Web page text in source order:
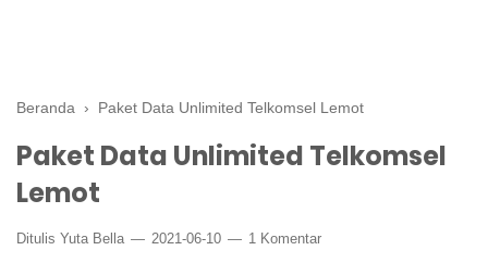
Beranda › Paket Data Unlimited Telkomsel Lemot
Paket Data Unlimited Telkomsel
Lemot
Ditulis Yuta Bella 2021-06-10 1 Komentar